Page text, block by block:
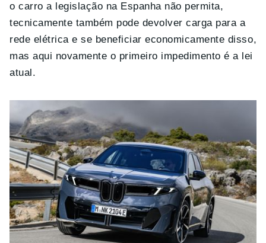
o carro a legislação na Espanha não permita,
tecnicamente também pode devolver carga para a
rede elétrica e se beneficiar economicamente disso,
mas aqui novamente o primeiro impedimento é a lei
atual.